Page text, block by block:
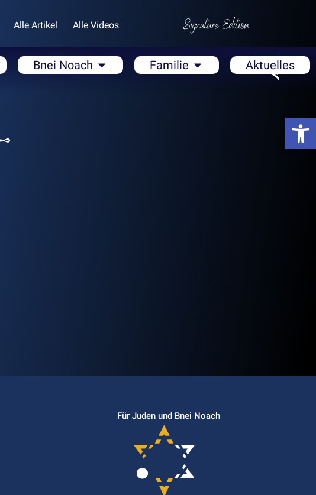
Alle Artikel Alle Videos
Bnei Noach Familie Aktuelles
Für Juden und Bnei Noach